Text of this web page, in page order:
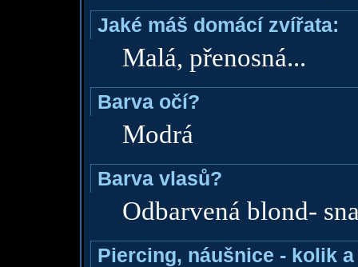
Jaké máš domácí zvířata:
Malá, přenosná...
Barva očí?
Modrá
Barva vlasů?
Odbarvená blond-
Piercing, náušnice - kolik